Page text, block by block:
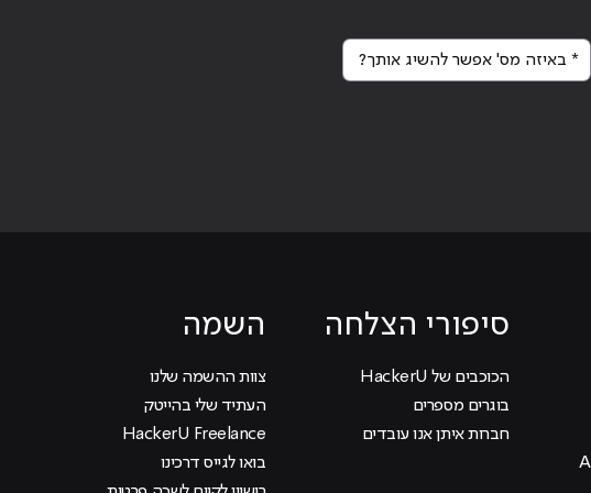
* באיזה מס' אפשר להשיג אותך?
סיפורי הצלחה
הכוכבים של HackerU
בוגרים מספרים
חברות איתן אנו עובדים
השמה
צוות ההשמה שלנו
העתיד שלי בהייטק
HackerU Freelance
בואו לגייס דרכינו